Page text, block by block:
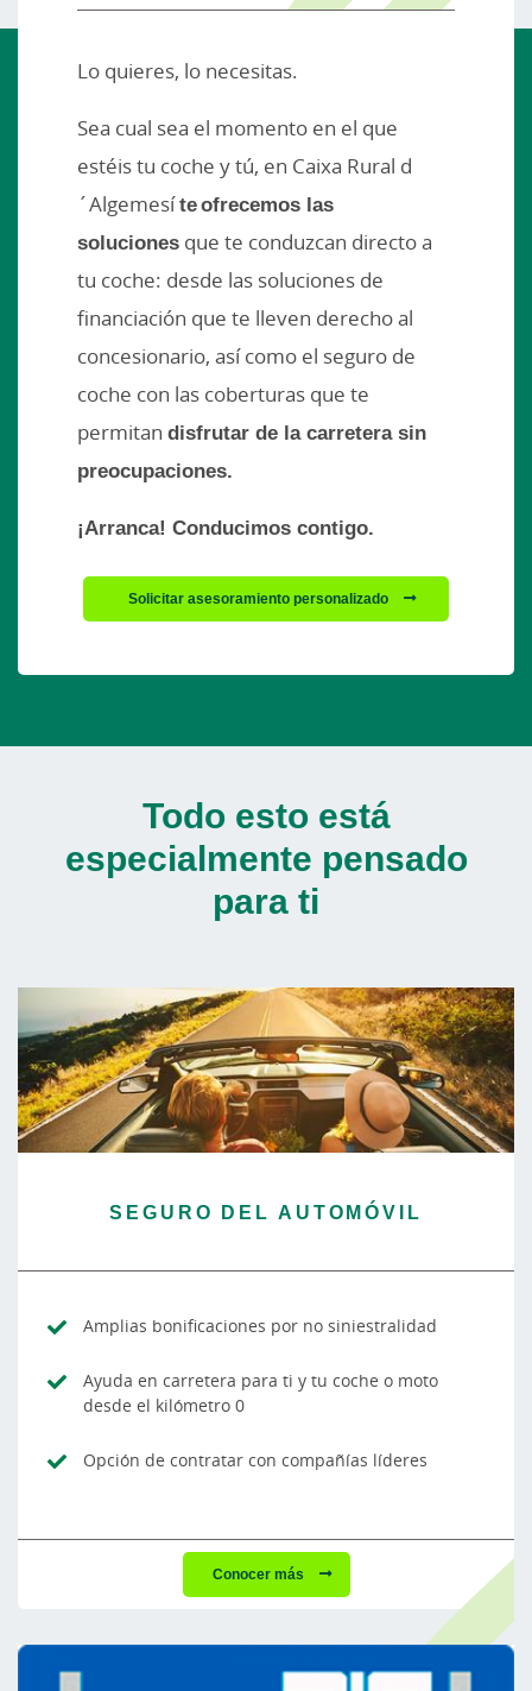
Lo quieres, lo necesitas.
Sea cual sea el momento en el que
estéis tu coche y tú, en Caixa Rural d
´Algemesíte ofrecemos las
soluciones que te conduzcan directo a
tu coche: desde las soluciones de
financiación que te lleven derecho al
concesionario, así como el seguro de
coche con las coberturas que te
permitan disfrutar de la carretera sin
preocupaciones.
¡Arranca! Conducimos contigo.
Solicitar asesoramiento personalizado
Todo esto está
especialmente pensado
para ti
SEGURO DEL AUTOMÓVIL
Amplias bonificaciones por no siniestralidad
Ayuda en carretera para ti y tu coche o moto
desde el kilómetro 0
Opción de contratar con compañías líderes
Conocer más